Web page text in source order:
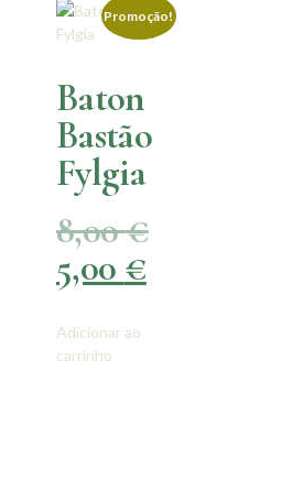
Promoção!
Baton
Bastão
Fylgia
8,00€
5,00 €
Adicionar ao
carrinho